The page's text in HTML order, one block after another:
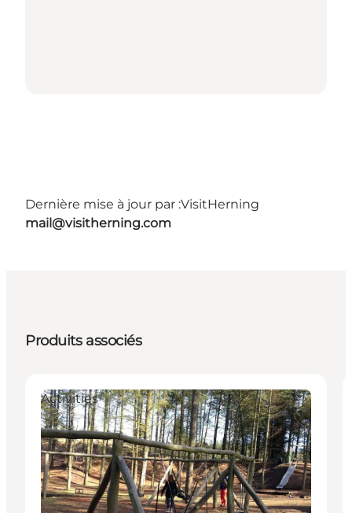
Dernière mise à jour par :VisitHerning
mail@visitherning.com
Produits associés
Activities